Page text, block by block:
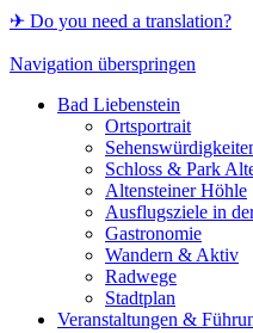
✈ Do you need a translation?
Navigation überspringen
Bad Liebenstein
Ortsportrait
Schloss & Park
Altensteiner Höhle
Ausflugsziele in
Gastronomie
Wandern & Aktiv
Radwege
Stadtplan
Veranstaltungen &